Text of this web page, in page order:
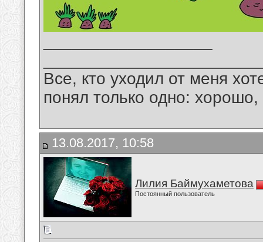
Все, кто уходил от меня
понял только одно:
13.08.2017, 10:58
Лилия Баймухаметова
Постоянный пользователь